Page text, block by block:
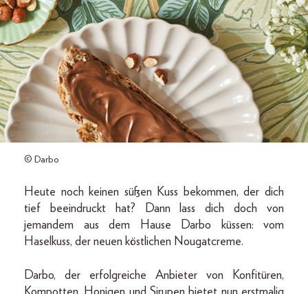
© Darbo
Heute noch keinen süßen Kuss bekommen, der dich
tief beeindruckt hat? Dann lass dich doch von
jemandem aus dem Hause Darbo küssen: vom
Haselkuss, der neuen köstlichen Nougatcreme.
Darbo, der erfolgreiche Anbieter von Konfitüren,